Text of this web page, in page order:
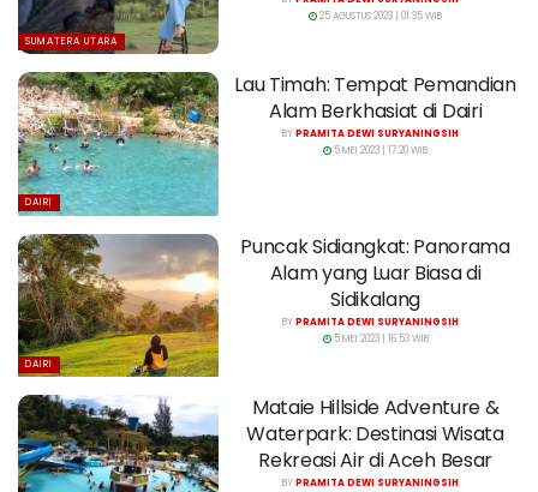
SUMATERA UTARA
25 AGUSTUS 2023 | 01:35 WIB
DAIRI
Lau Timah: Tempat Pemandian
Alam Berkhasiat di Dairi
BYPRAMITA DEWI SURYANINGSIH
5 MEI 2023 | 17:20 WIB
DAIRI
Puncak Sidiangkat: Panorama
Alam yang Luar Biasa di
Sidikalang
BYPRAMITA DEWI SURYANINGSIH
5 MEI 2023 | 16:53 WIB
Mataie Hillside Adventure &
Waterpark: Destinasi Wisata
Rekreasi Air di Aceh Besar
BYPRAMITA DEWI SURYANINGSIH